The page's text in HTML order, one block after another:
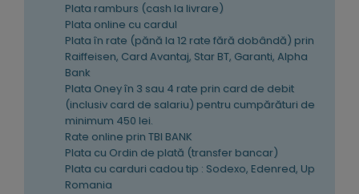
Plata ramburs (cash la livrare)
Plata online cu cardul
Plata în rate (pănă la 12 rate fără dobândă) prin
Raiffeisen, Card Avantaj, Star BT, Garanti, Alpha
Bank
Plata Oney în 3 sau 4 rate prin card de debit
(inclusiv card de salariu) pentru cumpărături de
minimum 450 lei.
Rate online prin TBI BANK
Plata cu Ordin de plată (transfer bancar)
Plata cu carduri cadou tip : Sodexo, Edenred, Up
Romania